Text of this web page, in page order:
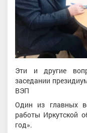
Эти и другие
заседании
ВЭП
Один из главных
работы Иркутской
год».